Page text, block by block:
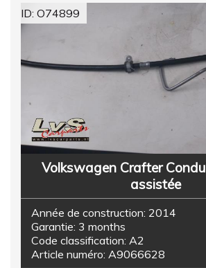
ID: O74899
Volkswagen Crafter
assistée
Année de construction: 2014
Garantie: 3 months
Code classification: A2
Article numéro: A9066628